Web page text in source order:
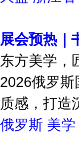
久盛 浙江省
展会预热｜
东方美学，
2026俄罗
质感，打造
俄罗斯 美学